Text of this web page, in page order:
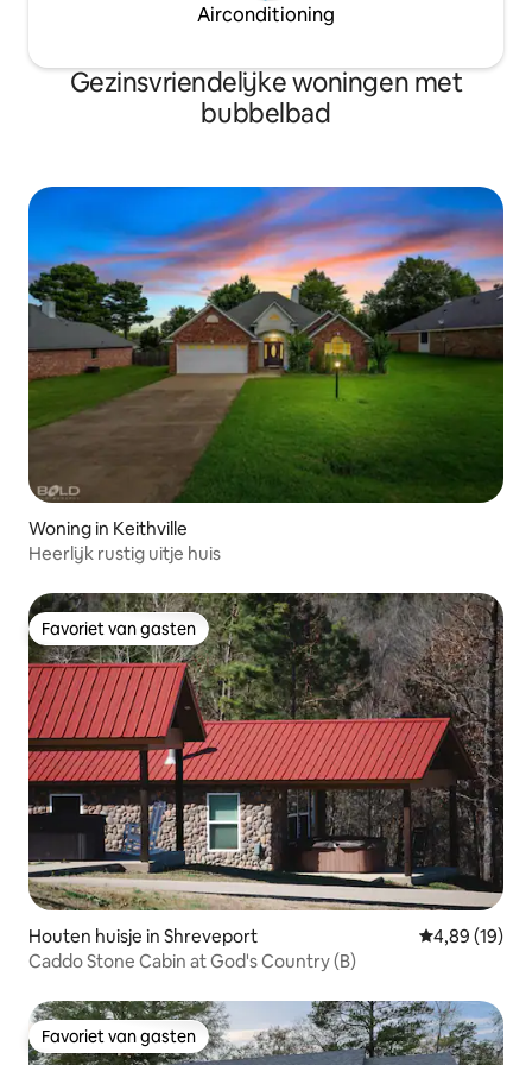
Airconditioning
Gezinsvriendelijke woningen met
bubbelbad
Woning in Keithville
Heerlijk rustig uitje huis
Favoriet van gasten
Favoriet van gasten
Houten huisje in Shreveport Gemiddelde
4,89 (19)
Caddo Stone Cabin at God's Country (B)
Favoriet van gasten
Favoriet van gasten